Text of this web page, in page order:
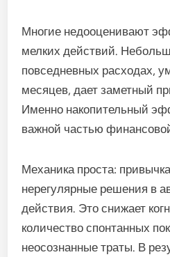
Многие недооценивают
мелких действий.
повседневных расходах,
месяцев, дает заметный
Именно накопительный
важной частью
Механика проста:
нерегулярные решения в
действия. Это снижает
количество спонтанных
неосознанные траты. В